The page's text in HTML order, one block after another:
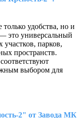
только удобства, но и
это универсальный
участков, парков,
пространств.
выбором для
2" от Завода МК